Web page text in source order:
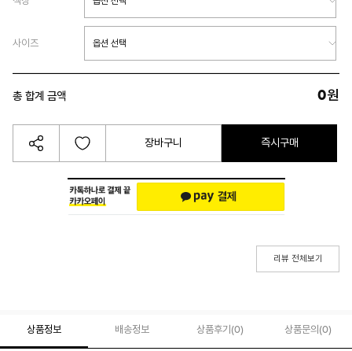
사이즈
총 합계 금액 0원
장바구니 즉시구매
리뷰 전체보기
상품정보 배송정보 상품후기(0) 상품문의 (0)